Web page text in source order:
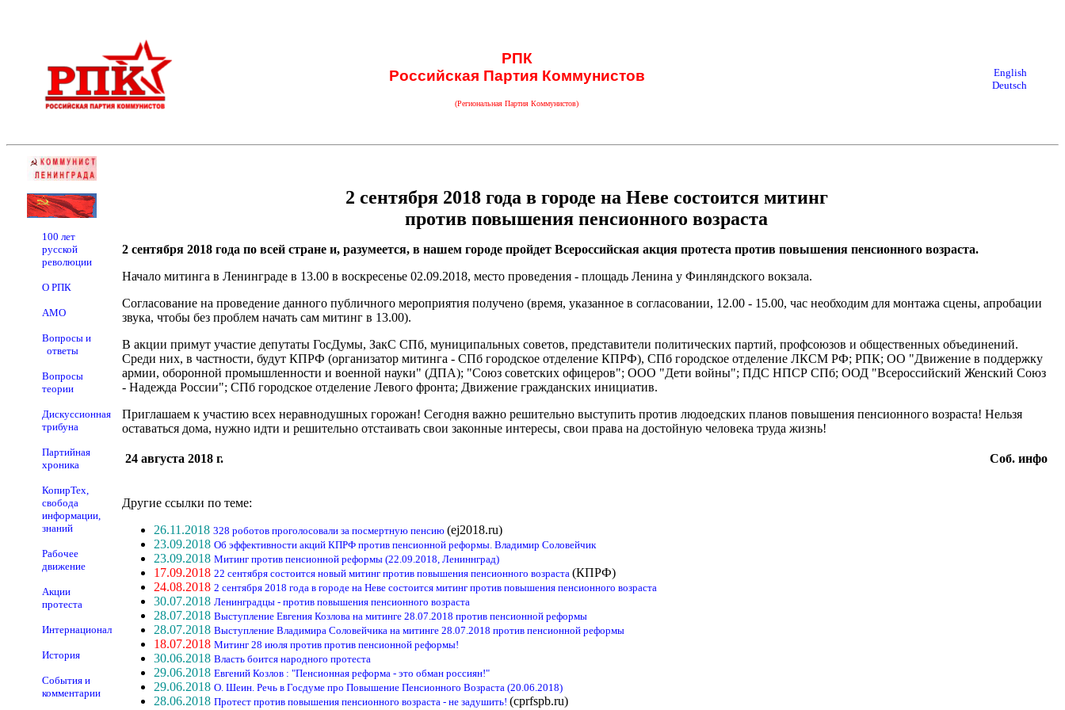
РПК
Российская Партия Коммунистов
(Региональная Партия Коммунистов)
English
Deutsch
100 лет
русской
революции
О РПК
АМО
Вопросы и
ответы
Вопросы
теории
Дискуссионная
трибуна
Партийная
хроника
КопирТех,
свобода
информации,
знаний
Рабочее
движение
Акции
протеста
Интернационал
История
События и
комментарии
2 сентября 2018 года в городе на Неве состоится митинг
против повышения пенсионного возраста
2 сентября 2018 года по всей стране и, разумеется, в нашем городе пройдет Всероссийская акция протеста против повышения пенсионного возраста.
Начало митинга в Ленинграде в 13.00 в воскресенье 02.09.2018, место проведения - площадь Ленина у Финляндского вокзала.
Согласование на проведение данного публичного мероприятия получено (время, указанное в согласовании, 12.00 - 15.00, час необходим для монтажа сцены, апробации
звука, чтобы без проблем начать сам митинг в 13.00).
В акции примут участие депутаты ГосДумы, ЗакС СПб, муниципальных советов, представители политических партий, профсоюзов и общественных объединений.
Среди них, в частности, будут КПРФ (организатор митинга - СПб городское отделение КПРФ), СПб городское отделение ЛКСМ РФ; РПК; ОО "Движение в поддержку
армии, оборонной промышленности и военной науки" (ДПА); "Союз советских офицеров"; ООО "Дети войны"; ПДС НПСР СПб; ООД "Всероссийский Женский Союз
- Надежда России"; СПб городское отделение Левого фронта; Движение гражданских инициатив.
Приглашаем к участию всех неравнодушных горожан! Сегодня важно решительно выступить против людоедских планов повышения пенсионного возраста! Нельзя
оставаться дома, нужно идти и решительно отстаивать свои законные интересы, свои права на достойную человека труда жизнь!
24 августа 2018 г. Соб. инфо
Другие ссылки по теме:
26.11.2018 328 роботов проголосовали за посмертную пенсию (ej2018.ru)
23.09.2018 Об эффективности акций КПРФ против пенсионной реформы. Владимир Соловейчик
23.09.2018 Митинг против пенсионной реформы (22.09.2018, Лениннград)
17.09.2018 22 сентября состоится новый митинг против повышения пенсионного возраста (КПРФ)
24.08.2018 2 сентября 2018 года в городе на Неве состоится митинг против повышения пенсионного возраста
30.07.2018 Ленинградцы - против повышения пенсионного возраста
28.07.2018 Выступление Евгения Козлова на митинге 28.07.2018 против пенсионной реформы
28.07.2018 Выступление Владимира Соловейчика на митинге 28.07.2018 против пенсионной реформы
18.07.2018 Митинг 28 июля против против пенсионной реформы!
30.06.2018 Власть боится народного протеста
29.06.2018 Евгений Козлов : "Пенсионная реформа - это обман россиян!"
29.06.2018 О. Шеин. Речь в Госдуме про Повышение Пенсионного Возраста (20.06.2018)
28.06.2018 Протест против повышения пенсионного возраста - не задушить! (cprfspb.ru)